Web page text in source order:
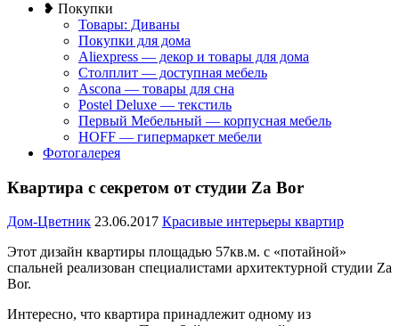
❥ Покупки
Товары: Диваны
Покупки для дома
Aliexpress — декор и товары для дома
Столплит — доступная мебель
Ascona — товары для сна
Postel Deluxe — текстиль
Первый Мебельный — корпусная мебель
HOFF — гипермаркет мебели
Фотогалерея
Квартира с секретом от студии Za Bor
Дом-Цветник 23.06.2017 Красивые интерьеры квартир
Этот дизайн квартиры площадью 57кв.м. с «потайной»
спальней реализован специалистами архитектурной студии Za
Bor.
Интересно, что квартира принадлежит одному из